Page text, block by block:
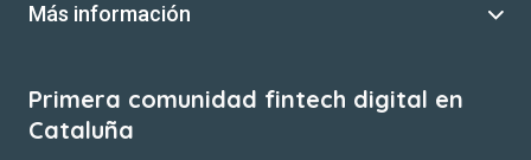
Más información
Primera comunidad fintech digital en
Cataluña